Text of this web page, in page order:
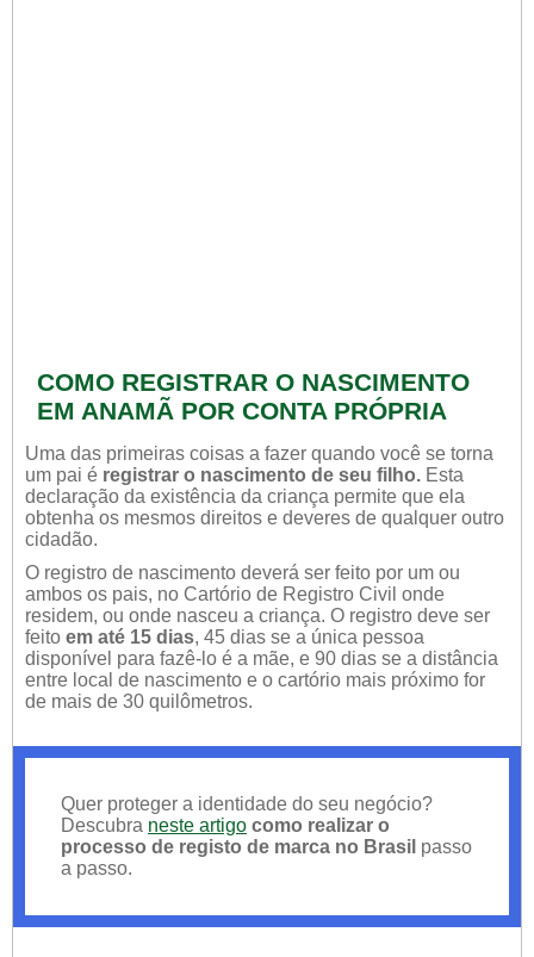
COMO REGISTRAR O NASCIMENTO
EM ANAMÃ POR CONTA PRÓPRIA
Uma das primeiras coisas a fazer quando você se torna
um pai é registrar o nascimento de seu filho. Esta
declaração da existência da criança permite que ela
obtenha os mesmos direitos e deveres de qualquer outro
cidadão.
O registro de nascimento deverá ser feito por um ou
ambos os pais, no Cartório de Registro Civil onde
residem, ou onde nasceu a criança. O registro deve ser
feito em até 15 dias, 45 dias se a única pessoa
disponível para fazê-lo é a mãe, e 90 dias se a distância
entre local de nascimento e o cartório mais próximo for
de mais de 30 quilômetros.
Quer proteger a identidade do seu negócio?
Descubra neste artigo como realizar o
processo de registo de marca no Brasil passo
a passo.